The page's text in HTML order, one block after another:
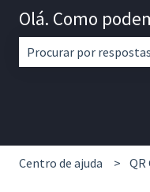
Olá. Como
Centro de ajuda QR